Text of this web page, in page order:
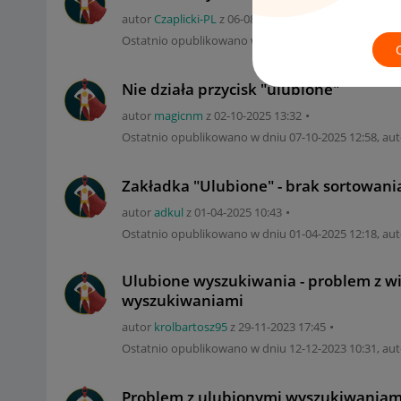
autor Czaplicki-PLz‎06-08-2024
Ostatnio opublikowano w dniu
09:05,
Nie działa przycisk "ulubione"
autor magicnm z‎02-10-2025 13:32
Ostatnio opublikowano w dniu ‎07-10-2025 12:58,
Zakładka "Ulubione" - brak
autoradkul z‎01-04-2025 10:43
Ostatnio opublikowano w dniu ‎01-04-2025 12:18,
Ulubione wyszukiwania - problem z
wyszukiwaniami
autor krolbartosz95z‎29-11-2023 17:45
Ostatnio opublikowano w dniu ‎12-12-2023 10:31,
Problem z ulubionymi